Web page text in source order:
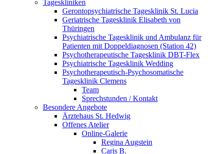
Tageskliniken
Gerontopsychiatrische Tagesklinik St. Lucia
Geriatrische Tagesklinik Elisabeth von
Thüringen
Psychiatrische Tagesklinik und Ambulanz für
Patienten mit Doppeldiagnosen (Station 42)
Psychotherapeutische Tagesklinik DBT-Flex
Psychiatrische Tagesklinik Wedding
Psychotherapeutisch-Psychosomatische
Tagesklinik Clemens
Team
Sprechstunden / Kontakt
Besondere Angebote
Ärztehaus St. Hedwig
Offenes Atelier
Online-Galerie
Regina Augstein
Caris B.